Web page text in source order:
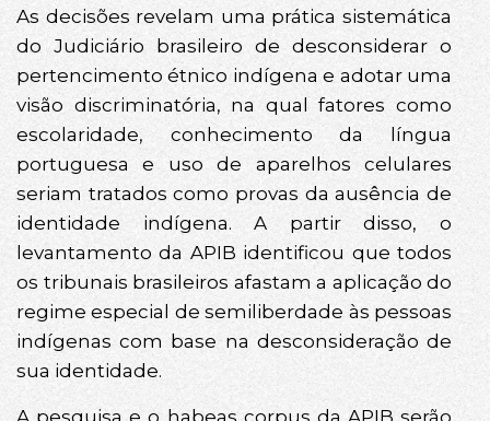
As decisões revelam uma prática sistemática
do Judiciário brasileiro de desconsiderar o
pertencimento étnico indígena e adotar uma
visão discriminatória, na qual fatores como
escolaridade, conhecimento da língua
portuguesa e uso de aparelhos celulares
seriam tratados como provas da ausência de
identidade indígena. A partir disso, o
levantamento da APIB identificou que todos
os tribunais brasileiros afastam a aplicação do
regime especial de semiliberdade às pessoas
indígenas com base na desconsideração de
sua identidade.
A pesquisa e o habeas corpus da APIB serão